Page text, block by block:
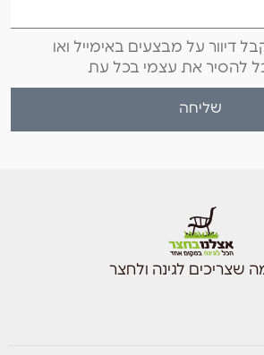
דיוור על מבצעים באימייל ואו
להסיר את עצמי בכל עת
שליחה
שצריכים לגינה ולחצר